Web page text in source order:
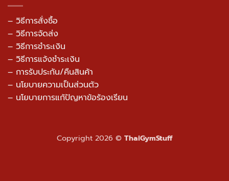
– วิธีการสั่งซื้อ
– วิธีการจัดส่ง
– วิธีการชำระเงิน
– วิธีการแจ้งชำระเงิน
– การรับประกัน/คืนสินค้า
– นโยบายความเป็นส่วนตัว
– นโยบายการแก้ปัญหาข้อร้องเรียน
Copyright 2026 © ThaiGymStuff